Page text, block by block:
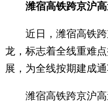
潍宿高铁跨京沪
近日，潍宿高铁跨
龙，标志着全线重难
展，为全线按期建成
潍宿高铁跨京沪高